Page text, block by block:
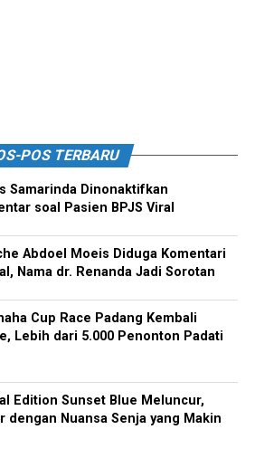
POS TERBARU
Samarinda Dinonaktifkan
soal Pasien BPJS Viral
Abdoel Moeis Diduga Komentari
Nama dr. Renanda Jadi Sorotan
Cup Race Padang Kembali
Lebih dari 5.000 Penonton Padati
Edition Sunset Blue Meluncur,
dengan Nuansa Senja yang Makin